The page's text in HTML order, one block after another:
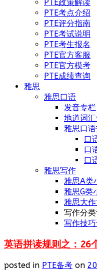
PTE政策解读
PTE考点介绍
PTE评分指南
PTE考试说明
PTE考生报名
PTE官方客服
PTE官方模考
PTE成绩查询
雅思
雅思口语
发音专栏
地道词
雅思口
口
口
口
雅思写作
雅思A类
雅思G类
雅思大
写作分
写作技
英语拼读规则之：26
posted in PTE备考 on